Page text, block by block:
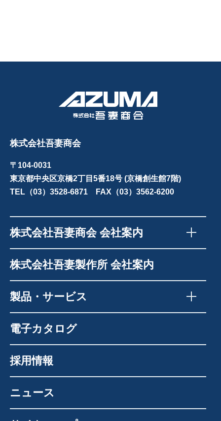
株式会社吾妻商会
〒104-0031
東京都中央区京橋2丁目5番18号 (京橋創生館7階)
TEL（03）3528-6871 FAX（03）3562-6200
株式会社吾妻商会 会社案内
株式会社吾妻製作所 会社案内
製品・サービス
電子カタログ
採用情報
ニュース